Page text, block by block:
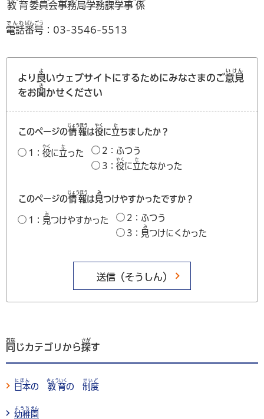
教育委員会事務局学務課学事 係
電話
でんわ
番
ばん
号
ごう
：03-3546-5513
より 良
よ
いウェブサイトにするためにみなさまのご意見
いけん
をお聞
き
かせください
このページの情報
じょうほう
は役
やく
に立
た
ちましたか？
1： 役
やく
に立
た
った
2：ふつう
3：役
やく
に立
た
たなかった
このページの情報
じょうほう
は見
み
つけやすかったですか？
1： 見
み
つけやすかった
2：ふつう
3： 見
み
つけにくかった
同
おな
じカテゴリから探
さが
す
日本
にほん
の 教育
きょういく
の 制度
せいど
幼稚
ようち
園
えん